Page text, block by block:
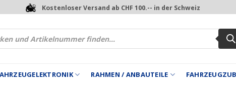
Kostenloser Versand ab CHF 100.-- in der Schweiz
RAHMEN / ANBAUTEILE